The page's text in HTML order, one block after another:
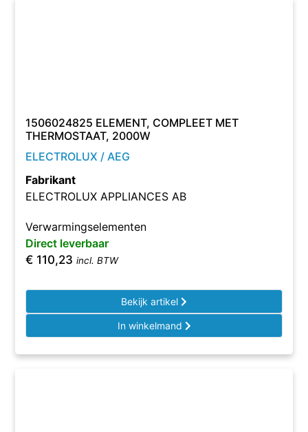
1506024825 ELEMENT, COMPLEET MET
THERMOSTAAT, 2000W
ELECTROLUX / AEG
Fabrikant
ELECTROLUX APPLIANCES AB
Verwarmingselementen
Direct leverbaar
€ 110,23 incl. BTW
Bekijk artikel
In winkelmand